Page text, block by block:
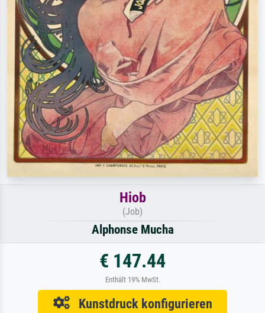
Hiob
(Job)
Alphonse Mucha
€ 147.44
Enthält 19% MwSt.
Kunstdruck konfigurieren